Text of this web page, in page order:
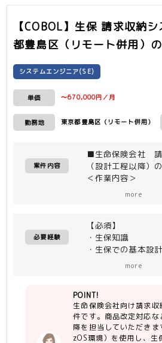
【COBOL】生保 請求収納
都豊島区（リモート併用）
システムエンジニア(SE)
単価 〜670,000円／月
勤務地 東京都豊島区（リモート併用）
案件内容
■生命保険会社 請
（設計工程以降）
＜作業内容＞
＜開発環境＞
（環境）IBM zOS
（言語）COBOL
more
必要経験
【必須】
・生保知識
・生保での基本設
ナリオ作成含む）
・コミュニケーシ
ける
・COBOL開発経験
more
POINT!
生命保険会社向け請求
件です。商品改定対応な
降を担当していただきま
zOS環境）を使用し、生